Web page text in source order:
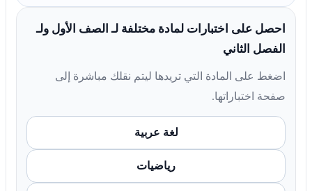
احصل على اختبارات لمادة مختلفة لـ الصف الأول ولـ
الفصل الثاني
اضغط على المادة التي تريدها ليتم نقلك مباشرة إلى
صفحة اختباراتها.
لغة عربية
رياضيات